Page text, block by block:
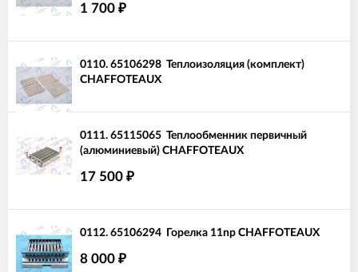
1 700 ₽
0110. 65106298 Теплоизоляция (комплект)
CHAFFOTEAUX
0111. 65115065 Теплообменник первичный
(алюминиевый) CHAFFOTEAUX
17 500 ₽
0112. 65106294 Горелка 11np CHAFFOTEAUX
8 000 ₽